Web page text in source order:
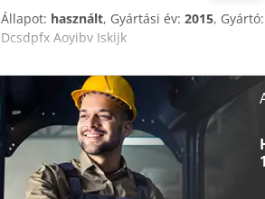
Állapot: használt, Gyártási év: 2015,
Dcsdpfx Aoyibv Iskijk